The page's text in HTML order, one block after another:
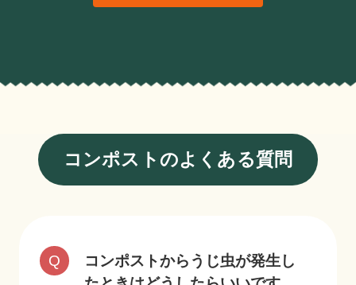
コンポストのよくある質問
コンポストからうじ虫が発生し